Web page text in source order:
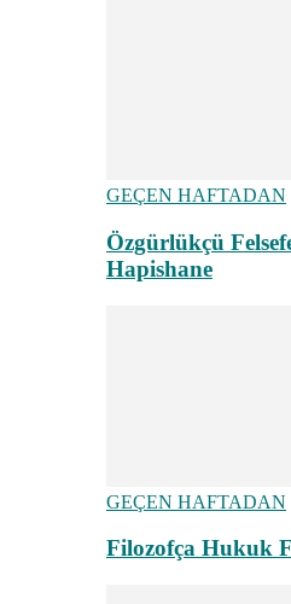
GEÇEN HAFTADAN
Özgürlükçü
Hapishane
GEÇEN HAFTADAN
Filozofça Hukuk